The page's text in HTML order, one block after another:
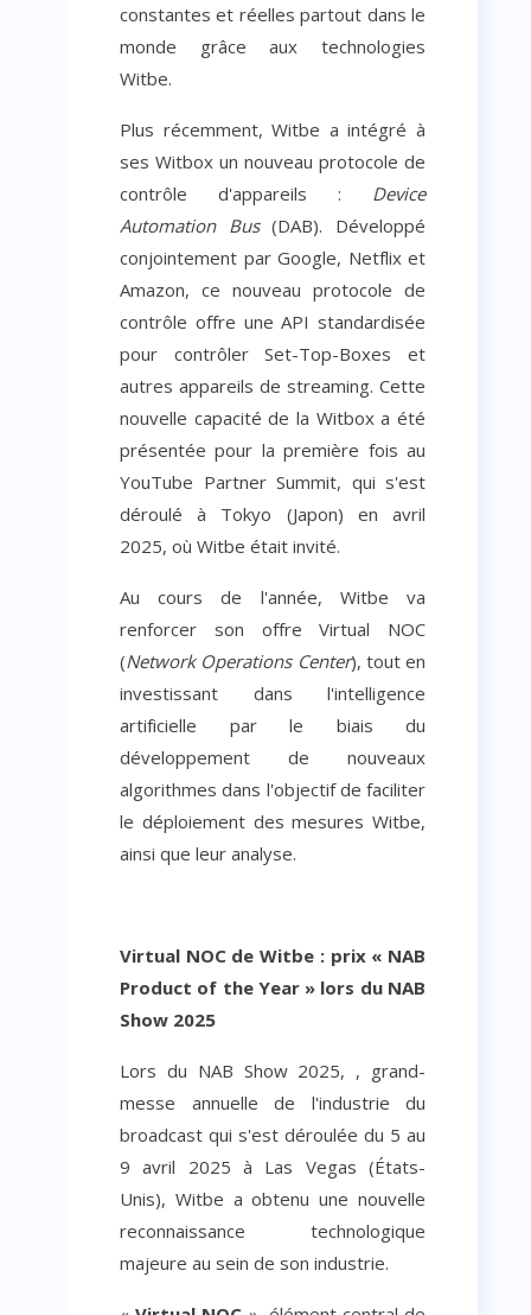
constantes et réelles partout dans le
monde grâce aux technologies
Witbe.
Plus récemment, Witbe a intégré à
ses Witbox un nouveau protocole de
contrôle d'appareils : Device
Automation Bus(DAB). Développé
conjointement par Google, Netflix et
Amazon, ce nouveau protocole de
contrôle offre une API standardisée
pour contrôler Set-Top-Boxes et
autres appareils de streaming. Cette
nouvelle capacité de la Witbox a été
présentée pour la première fois au
YouTube Partner Summit, qui s'est
déroulé à Tokyo (Japon) en avril
2025, où Witbe était invité.
Au cours de l'année, Witbe va
renforcer son offre Virtual NOC
(Network Operations Center), tout en
investissant dans l'intelligence
artificielle par le biais du
développement de nouveaux
algorithmes dans l'objectif de faciliter
le déploiement des mesures Witbe,
ainsi que leur analyse.
Virtual NOC de Witbe : prix « NAB
Product of the Year » lors du NAB
Show 2025
Lors du NAB Show 2025, , grand-
messe annuelle de l'industrie du
broadcast qui s'est déroulée du 5 au
9 avril 2025 à Las Vegas (États-
Unis), Witbe a obtenu une nouvelle
reconnaissance technologique
majeure au sein de son industrie.